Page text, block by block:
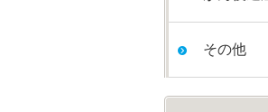
その他